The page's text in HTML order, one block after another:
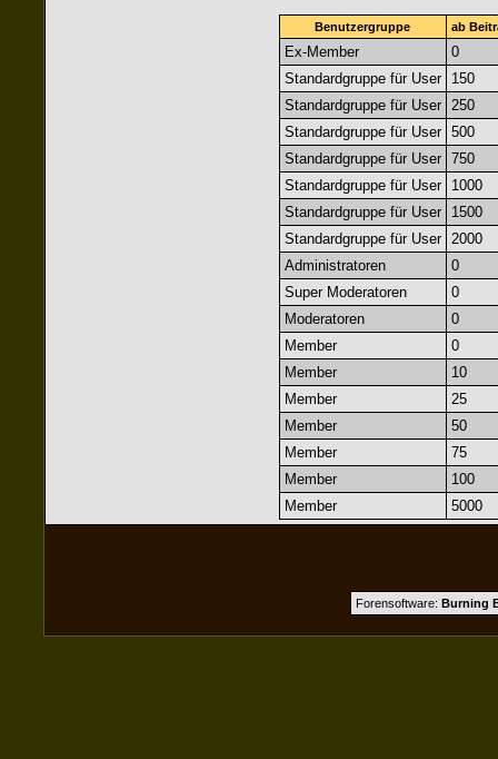
Benutzergruppe ab
Ex-Member
0
Standardgruppe für User
150
Standardgruppe für User
250
Standardgruppe für User
500
Standardgruppe für User
750
Standardgruppe für User
1000
Standardgruppe für User
1500
Standardgruppe für User
2000
Administratoren
0
Super Moderatoren
0
Moderatoren
0
Member
0
Member
10
Member
25
Member
50
Member
75
Member
100
Member
5000
Forensoftware: Burning